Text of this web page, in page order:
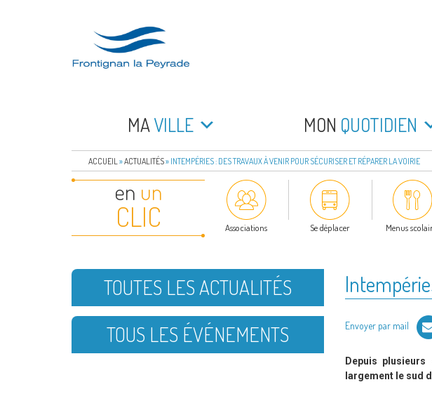
FRONTIGNAN LA PEYRADE
MAVILLE MON QUOTIDIEN
ACCUEIL »ACTUALITÉS» INTEMPÉRIES : DES TRAVAUX À VENIR POUR SÉCURISER ET RÉPARER LA VOIRIE
en un
CLIC Associations Se déplacer Menus
Envoyer par mail
Depuis
largement le sud
TOUTES LES ACTUALITÉS
TOUS LES ÉVÉNEMENTS